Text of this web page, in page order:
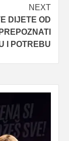
NEXT
DIJETE OD
I POTREBU